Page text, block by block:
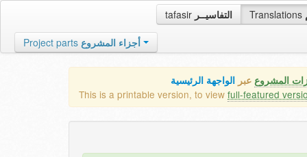
tafasir التفاسيــر Translations
Project parts أجزاء المشروع
المشروع عبر الواجهة الرئيسية
This is a printable version, to view full-featured